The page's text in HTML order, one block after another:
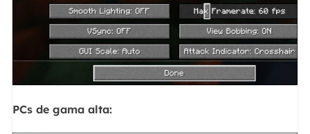
PCs de gama alta: